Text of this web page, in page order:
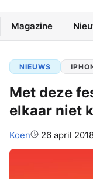
Magazine
NIEUWS
Met deze
elkaar niet
Auteur:
Koen 26 april